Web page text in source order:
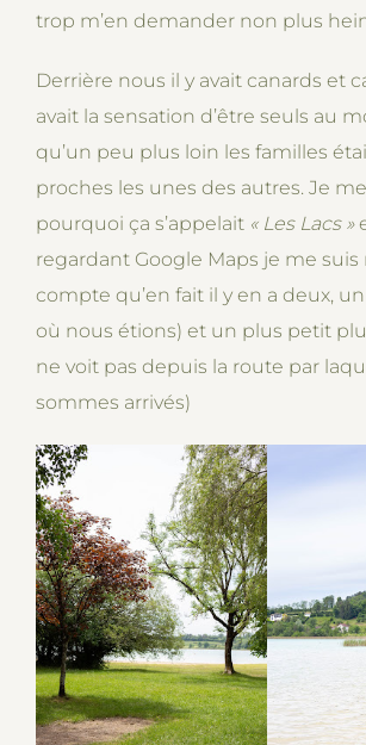
trop m’en demander non plus
Derrière nous il y avait canards et
avait la sensation d’être seuls au
qu’un peu plus loin les familles
proches les unes des autres. Je
pourquoi ça s’appelait « Les Lacs »
regardant Google Maps je me suis
compte qu’en fait il y en a deux,
où nous étions) et un plus petit
ne voit pas depuis la route par
sommes arrivés)